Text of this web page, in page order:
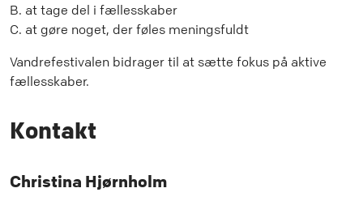
B. at tage del i fællesskaber
C. at gøre noget, der føles meningsfuldt
Vandrefestivalen bidrager til at sætte fokus på aktive
fællesskaber.
Kontakt
Christina Hjørnholm